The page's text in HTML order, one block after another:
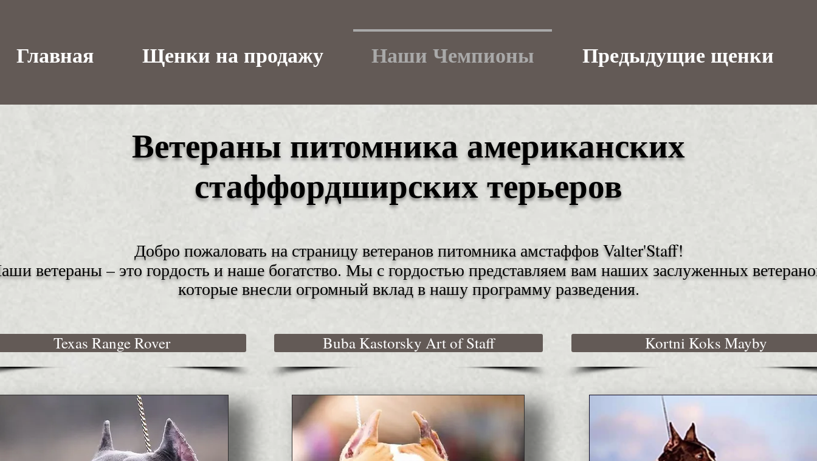
Главная Щенки на продажу Наши Чемпионы Предыдущие щенки
Ветераны питомника американских
стаффордширских терьеров
Добро пожаловать на страницу ветеранов питомника амстаффов Valter'Staff!
ветераны – это гордость и наше богатство. Мы с гордостью представляем вам наших заслуженных
которые внесли огромный вклад в нашу программу разведения.
Texas Range Rover Buba Kastorsky Art of Staff Kortni Koks Mayby